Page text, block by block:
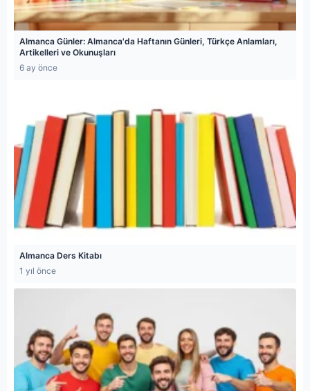
Almanca Günler: Almanca'da Haftanın Günleri, Türkçe Anlamları,
Artikelleri ve Okunuşları
6 ay önce
Almanca Ders Kitabı
1 yıl önce